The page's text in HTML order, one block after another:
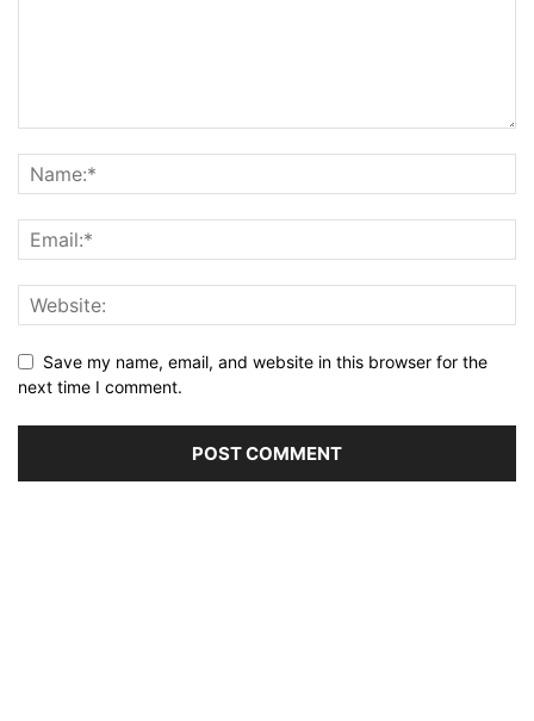
Save my name, email, and website in this browser for the
next time I comment.